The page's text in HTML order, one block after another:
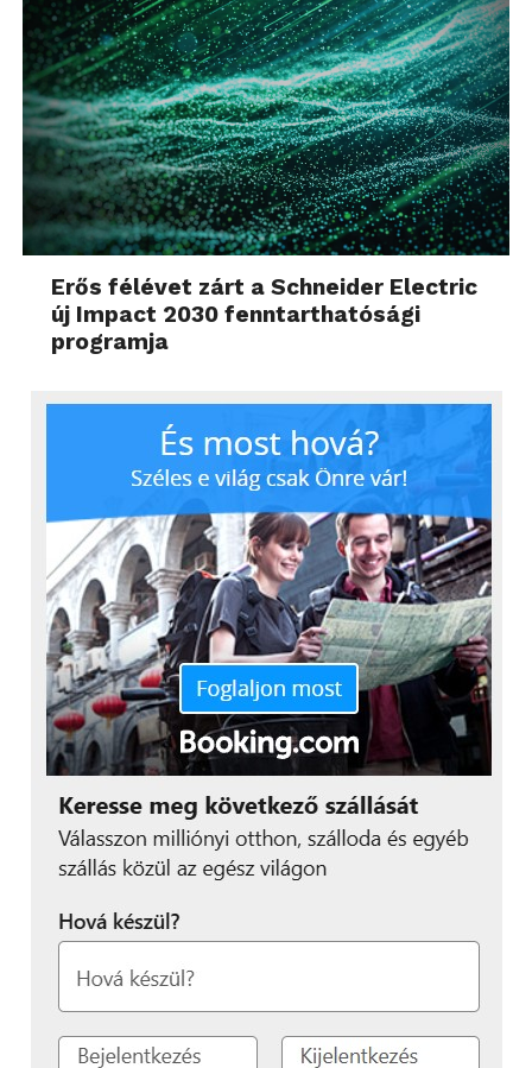
Erős félévet zárt a Schneider Electric
új Impact 2030 fenntarthatósági
programja